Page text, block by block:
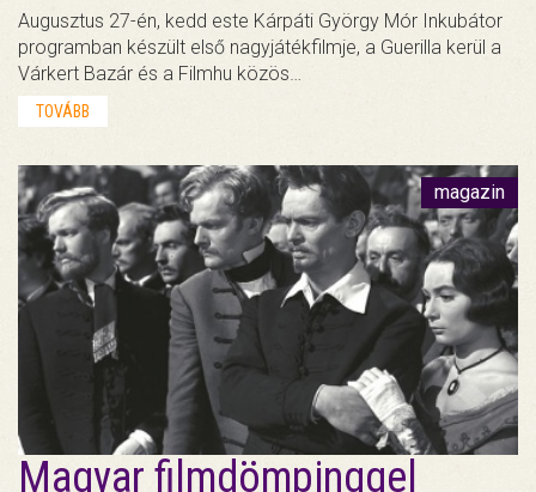
Augusztus 27-én, kedd este Kárpáti György Mór Inkubátor
programban készült első nagyjátékfilmje, a Guerilla kerül a
Várkert Bazár és a Filmhu közös…
TOVÁBB
magazin
Magyar filmdömpinggel